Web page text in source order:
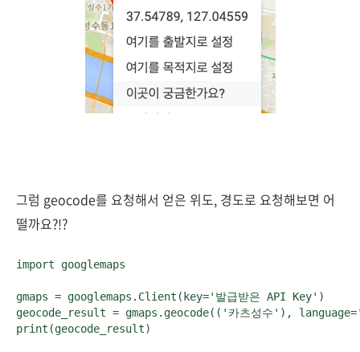
그럼 geocode를 요청해서 얻은 위도, 경도로 요청해보면 어
떨까요?!?
import googlemaps
gmaps = googlemaps.Client(key='발급받은 API Key')
geocode_result = gmaps.geocode(('카츠성수'),
print(geocode_result)